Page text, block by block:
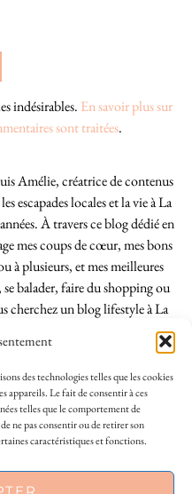
des technologies telles que les cookies
appareils. Le fait de consentir à ces
telles que le comportement de
ne pas consentir ou de retirer son
caractéristiques et fonctions.
indésirables. En savoir plus sur
sont traitées.
Amélie, créatrice de contenus
escapades locales et la vie à La
À travers ce blog dédié en
mes coups de cœur, mes bons
à plusieurs, et mes meilleures
balader, faire du shopping ou
cherchez un blog lifestyle à La
êtes au bon endroit. Que vous
notre belle ville, j’espère que mes
Rochelle comme un·e vrai·e
!